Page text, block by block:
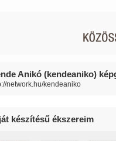
Anikó (kendeaniko)
network.hu/kendeaniko
készítésű ékszereim